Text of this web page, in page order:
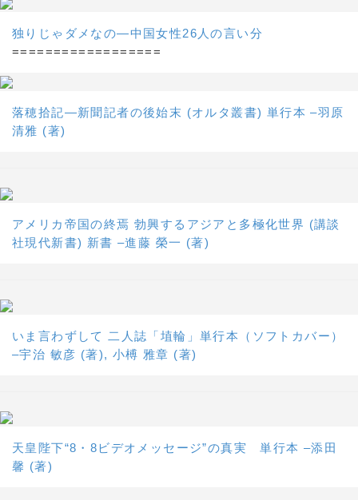
独りじゃダメなの―中国女性26人の言い分
==================
落穂拾記―新聞記者の後始末 (オルタ叢書) 単行本 –羽原
清雅 (著)
アメリカ帝国の終焉 勃興するアジアと多極化世界 (講談
社現代新書) 新書 –進藤 榮一 (著)
いま言わずして 二人誌「埴輪」単行本（ソフトカバー）
–宇治 敏彦 (著), 小榑 雅章 (著)
天皇陛下“8・8ビデオメッセージ”の真実 単行本 –添田
馨 (著)